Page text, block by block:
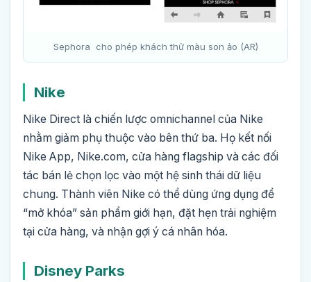
Sephora cho phép khách thử màu son ảo (AR)
Nike
Nike Direct là chiến lược omnichannel của Nike
nhằm giảm phụ thuộc vào bên thứ ba. Họ kết nối
Nike App, Nike.com, cửa hàng flagship và các đối
tác bán lẻ chọn lọc vào một hệ sinh thái dữ liệu
chung. Thành viên Nike có thể dùng ứng dụng để
“mở khóa” sản phẩm giới hạn, đặt hẹn trải nghiệm
tại cửa hàng, và nhận gợi ý cá nhân hóa.
Disney Parks